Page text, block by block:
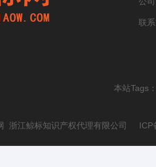
联
本站Tags
浙江鲸标知识产权代理有限公司 ICP